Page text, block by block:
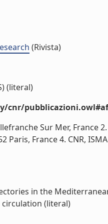
(Rivista)
(literal)
cnr/
Sur Mer, France
Paris, France 4. CNR,
in the
(literal)